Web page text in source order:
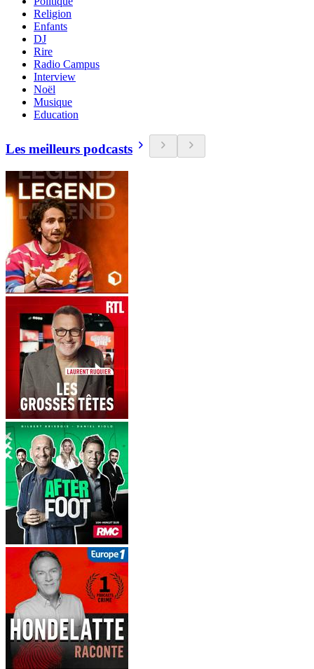
Religion
Enfants
DJ
Rire
Radio Campus
Interview
Noël
Musique
Education
Les meilleurs podcasts